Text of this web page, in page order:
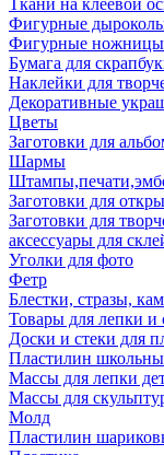
Ткани на клеевой
Фигурные
Фигурные ножницы
Бумага для
Наклейки для
Декоративные
Цветы
Заготовки для
Шармы
Заготовки для
Заготовки для
аксессуары для
Уголки для фото
Фетр
Блестки, стразы,
Товары для лепки и
Доски и стеки для
Пластилин
Массы для лепки
Массы для
Молд
Пластилин